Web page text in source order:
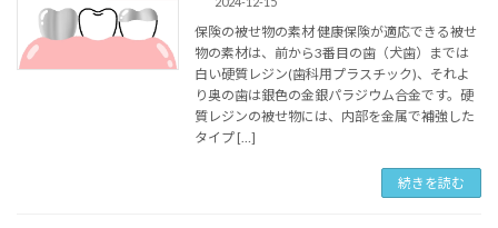
保険の被せ物の素材 健康保険が適応できる被せ
物の素材は、前から3番目の歯（犬歯）までは
白い硬質レジン(歯科用プラスチック)、それよ
り奥の歯は銀色の金銀パラジウム合金です。硬
質レジンの被せ物には、内部を金属で補強した
タイプ […]
続きを読む